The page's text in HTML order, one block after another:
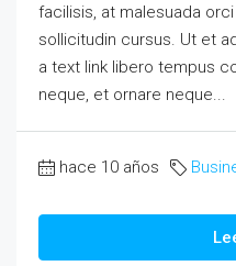
facilisis, at malesuada
sollicitudin cursus. Ut et
a text link libero tempus
neque, et ornare neque...
hace 10 años